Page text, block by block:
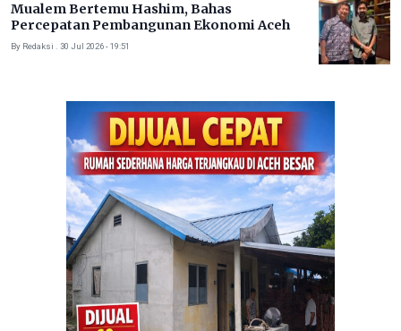
Mualem Bertemu Hashim, Bahas
Percepatan Pembangunan Ekonomi Aceh
By Redaksi . 30 Jul 2026 - 19:51